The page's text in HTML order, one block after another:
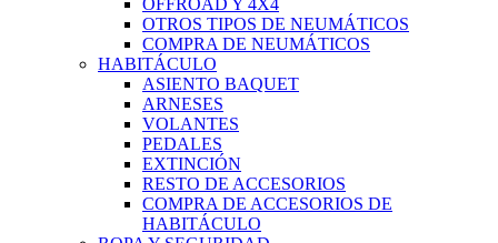
OFFROAD Y 4X4
OTROS TIPOS DE NEUMÁTICOS
COMPRA DE NEUMÁTICOS
HABITÁCULO
ASIENTO BAQUET
ARNESES
VOLANTES
PEDALES
EXTINCIÓN
RESTO DE ACCESORIOS
COMPRA DE ACCESORIOS DE
HABITÁCULO